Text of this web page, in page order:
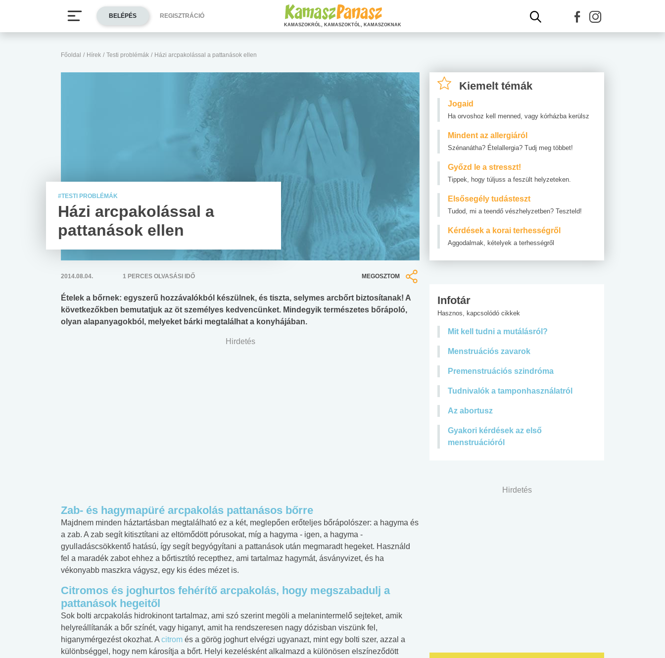
Főoldal / Hírek / Testi problémák / Házi arcpakolással a pattanások ellen
#TESTI PROBLÉMÁK
Házi arcpakolással a
pattanások ellen
2014.08.04. 1 PERCES OLVASÁSI IDŐ MEGOSZTOM
Ételek a bőrnek: egyszerű hozzávalókból készülnek, és tiszta, selymes arcbőrt biztosítanak! A
következőkben bemutatjuk az öt személyes kedvencünket. Mindegyik természetes bőrápoló,
olyan alapanyagokból, melyeket bárki megtalálhat a konyhájában.
Hirdetés
Zab- és hagymapüré arcpakolás pattanásos bőrre
Majdnem minden háztartásban megtalálható ez a két, meglepően erőteljes bőrápolószer: a hagyma és
a zab. A zab segít kitisztítani az eltömődött pórusokat, míg a hagyma - igen, a hagyma -
gyulladáscsökkentő hatású, így segít begyógyítani a pattanások után megmaradt hegeket. Használd
fel a maradék zabot ehhez a bőrtisztító recepthez, ami tartalmaz hagymát, ásványvizet, és ha
vékonyabb maszkra vágysz, egy kis édes mézet is.
Citromos és joghurtos fehérítő arcpakolás, hogy megszabadulj a
pattanások hegeitől
Sok bolti arcpakolás hidrokinont tartalmaz, ami szó szerint megöli a melanintermelő sejteket, amik
helyreállítanák a bőr színét, vagy higanyt, amit ha rendszeresen nagy dózisban viszünk fel,
higanymérgezést okozhat. A citrom és a görög joghurt elvégzi ugyanazt, mint egy bolti szer, azzal a
különbséggel, hogy nem károsítja a bőrt. Helyi kezelésként alkalmazd a különösen elszíneződött
Kiemelt témák
Jogaid
Ha orvoshoz kell menned, vagy kórházba kerülsz
Mindent az allergiáról
Szénanátha? Ételallergia? Tudj meg többet!
Győzd le a stresszt!
Tippek, hogy túljuss a feszült helyzeteken.
Elsősegély tudásteszt
Tudod, mi a teendő vészhelyzetben? Teszteld!
Kérdések a korai terhességről
Aggodalmak, kételyek a terhességről
Infotár
Hasznos, kapcsolódó cikkek
Mit kell tudni a mutálásról?
Menstruációs zavarok
Premenstruációs szindróma
Tudnivalók a tamponhasználatról
Az abortusz
Gyakori kérdések az első
menstruációról
Hirdetés
BELÉPÉS REGISZTRÁCIÓ
KAMASZOKRÓL, KAMASZOKTÓL, KAMASZOKNAK